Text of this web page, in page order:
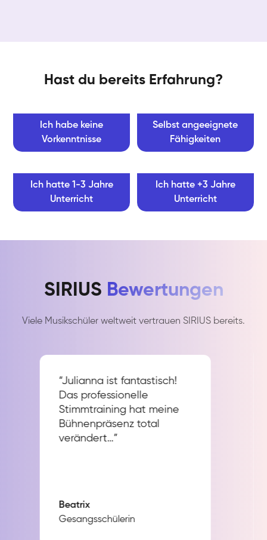
Hast du bereits Erfahrung?
Ich habe keine
Vorkenntnisse
Selbst angeeignete
Fähigkeiten
Ich hatte 1-3 Jahre
Unterricht
Ich hatte +3 Jahre
Unterricht
SIRIUS Bewertungen
Viele Musikschüler weltweit vertrauen SIRIUS bereits.
“Julianna ist fantastisch!
Das professionelle
Stimmtraining hat meine
Bühnenpräsenz total
verändert…”
Beatrix
Gesangsschülerin